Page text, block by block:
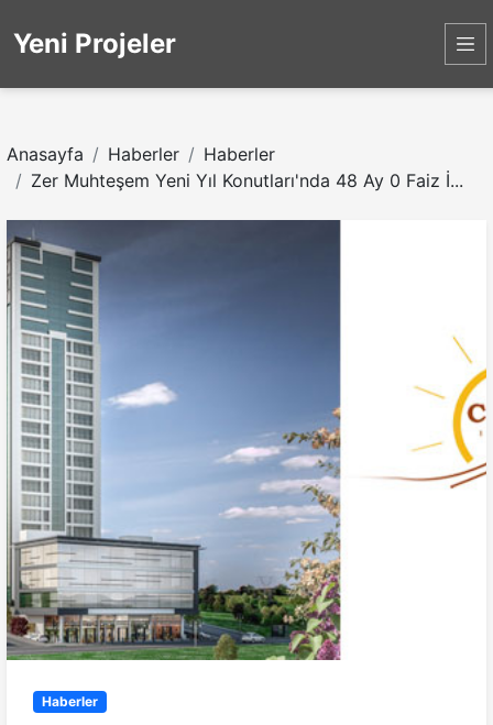
Yeni Projeler
Anasayfa Haberler
Haberler
Zer Muhteşem Yeni Yıl Konutları'nda 48 Ay 0 Faiz İ...
Haberler